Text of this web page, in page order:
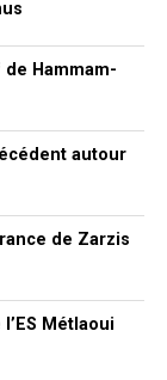
Hammam-
autour
de Zarzis
Métlaoui